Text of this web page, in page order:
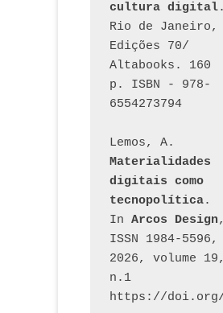
cultura digital.
Rio de Janeiro,
Edições 70/
Altabooks. 160
p. ISBN - 978-
6554273794
Materialidades
digitais como
tecnopolítica.
In Arcos Design,
ISSN 1984-5596,
2026, volume 19,
n.1
https://doi.org/